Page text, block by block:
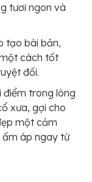
tươi ngon và
tạo bài bản,
cách tốt
đối.
điểm trong lòng
xưa, gợi cho
một cảm
ấm áp ngay từ